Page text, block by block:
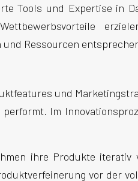
Tools und Expertise in
Ressourcen
und
Im
ihre Produkte
vor der